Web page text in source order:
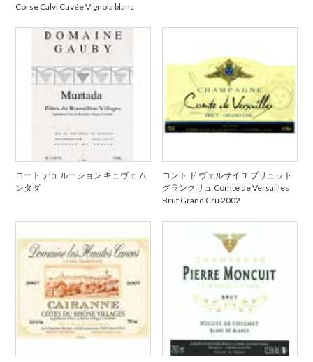
Corse Calvi Cuvée Vignola blanc
コート デュ ルーション キュヴェ ム
ンタダ
コント ド ヴェルサイユ ブリュット
グランクリュ Comte de Versailles
Brut Grand Cru 2002